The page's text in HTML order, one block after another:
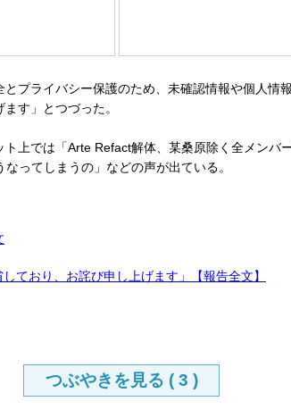
ライバシー保護のため、未確認情報や個人情
す」とつづった。
上では「Arte Refact解体、某桑原除く全メン
ってしまうの」などの声が出ている。
ており、お詫び申し上げます」【報告全文】
つぶやきを見る ( 3 )